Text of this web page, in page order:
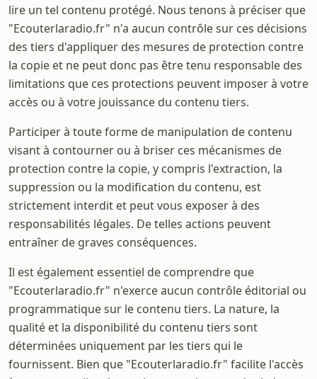
lire un tel contenu protégé. Nous tenons à préciser que
"Ecouterlaradio.fr" n'a aucun contrôle sur ces décisions
des tiers d'appliquer des mesures de protection contre
la copie et ne peut donc pas être tenu responsable des
limitations que ces protections peuvent imposer à votre
accès ou à votre jouissance du contenu tiers.
Participer à toute forme de manipulation de contenu
visant à contourner ou à briser ces mécanismes de
protection contre la copie, y compris l'extraction, la
suppression ou la modification du contenu, est
strictement interdit et peut vous exposer à des
responsabilités légales. De telles actions peuvent
entraîner de graves conséquences.
Il est également essentiel de comprendre que
"Ecouterlaradio.fr" n'exerce aucun contrôle éditorial ou
programmatique sur le contenu tiers. La nature, la
qualité et la disponibilité du contenu tiers sont
déterminées uniquement par les tiers qui le
fournissent. Bien que "Ecouterlaradio.fr" facilite l'accès